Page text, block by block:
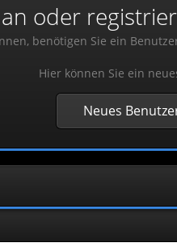
oder
benötigen Sie ein
Hier können Sie ein
Neues